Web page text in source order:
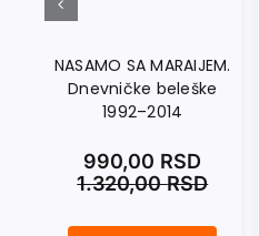
NASAMO SA MARAIJEM.
Dnevničke beleške
1992–2014
1.320,00RSD
990,00 RSD